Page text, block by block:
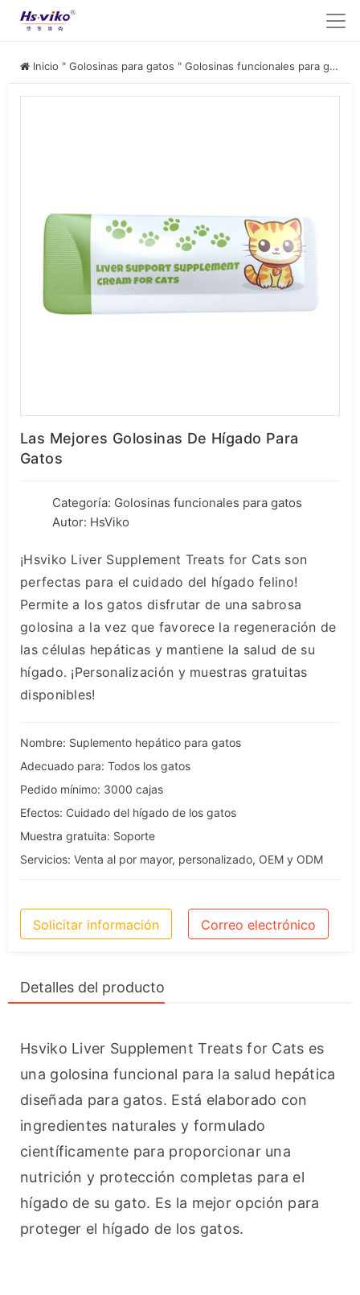
Inicio " Golosinas para gatos " Golosinas funcionales para gatos
Las Mejores Golosinas De Hígado Para
Gatos
Categoría: Golosinas funcionales para gatos
Autor: HsViko
¡Hsviko Liver Supplement Treats for Cats son
perfectas para el cuidado del hígado felino!
Permite a los gatos disfrutar de una sabrosa
golosina a la vez que favorece la regeneración de
las células hepáticas y mantiene la salud de su
hígado. ¡Personalización y muestras gratuitas
disponibles!
Nombre: Suplemento hepático para gatos
Adecuado para: Todos los gatos
Pedido mínimo: 3000 cajas
Efectos: Cuidado del hígado de los gatos
Muestra gratuita: Soporte
Servicios: Venta al por mayor, personalizado, OEM y ODM
Solicitar información Correo electrónico
Detalles del producto
Hsviko Liver Supplement Treats for Cats es
una golosina funcional para la salud hepática
diseñada para gatos. Está elaborado con
ingredientes naturales y formulado
científicamente para proporcionar una
nutrición y protección completas para el
hígado de su gato. Es la mejor opción para
proteger el hígado de los gatos.